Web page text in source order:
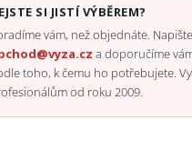
SI JISTÍ VÝBĚREM?
vám, než objednáte.
a doporučíme
toho, k čemu ho potřebujete.
od roku 2009.